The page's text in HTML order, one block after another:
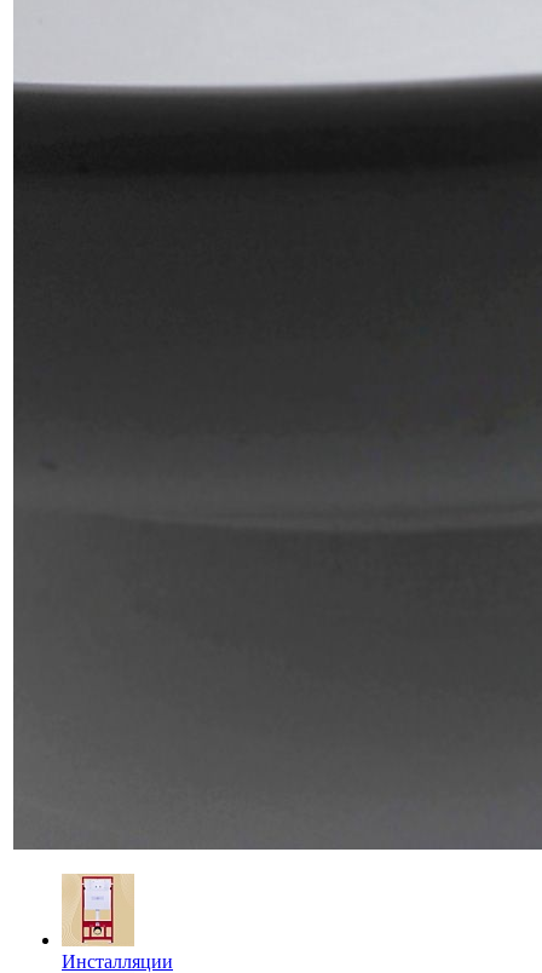
Инсталляции